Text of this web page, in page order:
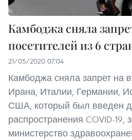
Камбоджа сняла
посетителей из 6
21/05/2020 07:04
Камбоджа сняла запрет на
Ирана, Италии, Германии,
США, который был введен
распространения COVID-19,
министерство